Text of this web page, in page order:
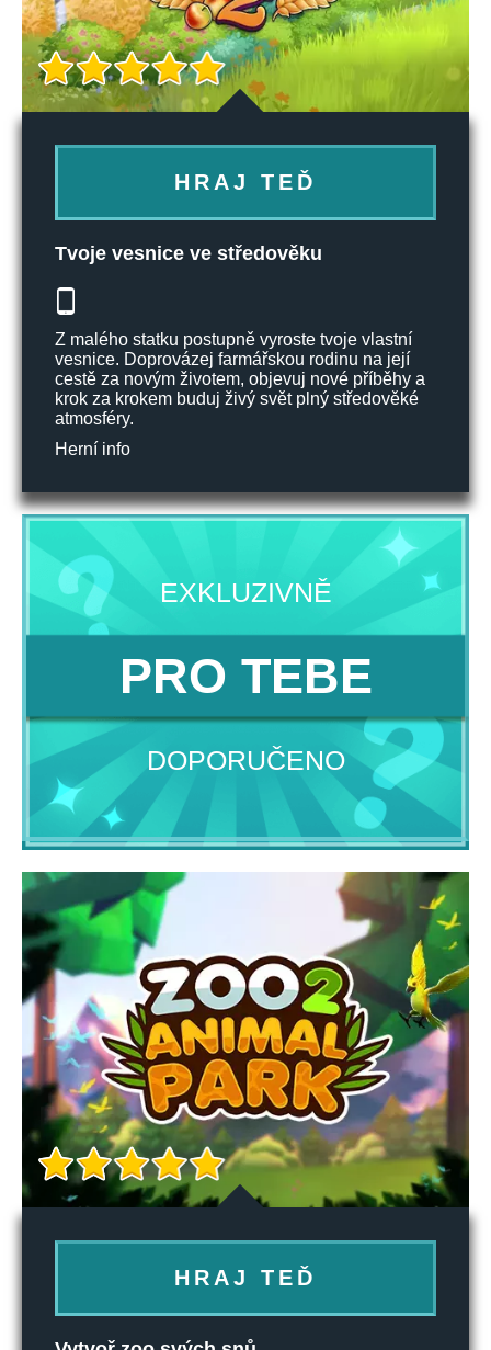
HRAJ TEĎ
Tvoje vesnice ve středověku
Z malého statku postupně vyroste tvoje vlastní
vesnice. Doprovázej farmářskou rodinu na její
cestě za novým životem, objevuj nové příběhy a
krok za krokem buduj živý svět plný středověké
atmosféry.
Herní info
EXKLUZIVNĚ
PRO TEBE
DOPORUČENO
HRAJ TEĎ